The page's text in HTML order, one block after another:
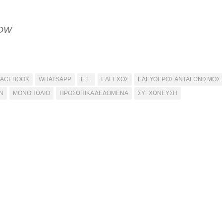
WHATSAPP Ε.Ε. ΕΛΕΓΧΟΣ ΕΛΕΥΘΕΡΟΣ ΑΝΤΑΓΩΝΙΣΜΟΣ
ΜΟΝΟΠΩΛΙΟ ΠΡΟΣΩΠΙΚΑ ΔΕΔΟΜΕΝΑ ΣΥΓΧΩΝΕΥΣΗ